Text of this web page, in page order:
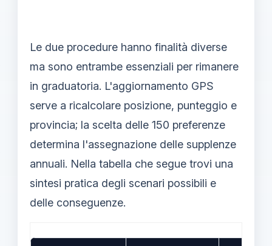
Le due procedure hanno finalità diverse
ma sono entrambe essenziali per rimanere
in graduatoria. L'aggiornamento GPS
serve a ricalcolare posizione, punteggio e
provincia; la scelta delle 150 preferenze
determina l'assegnazione delle supplenze
annuali. Nella tabella che segue trovi una
sintesi pratica degli scenari possibili e
delle conseguenze.